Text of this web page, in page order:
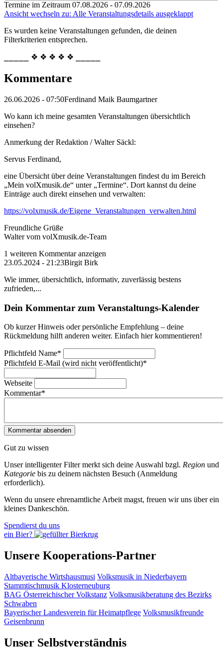
Termine im Zeitraum 07.08.2026 - 07.09.2026
Ansicht wechseln zu: Alle Veranstaltungsdetails ausgeklappt
Es wurden keine Veranstaltungen gefunden, die deinen
Filterkriterien entsprechen.
⎯⎯⎯⎯⎯ ❖ ❖ ❖ ❖ ❖ ⎯⎯⎯⎯⎯
Kommentare
26.06.2026 - 07:50Ferdinand Maik Baumgartner
Wo kann ich meine gesamten Veranstaltungen übersichtlich
einsehen?
Anmerkung der Redaktion /Walter Säckl:
Servus Ferdinand,
eine Übersicht über deine Veranstaltungen findest du im Bereich
„Mein volXmusik.de“ unter „Termine“. Dort kannst du deine
Einträge auch direkt einsehen und verwalten:
https://volxmusik.de/Eigene_Veranstaltungen_verwalten.html
Freundliche Grüße
Walter vom volXmusik.de-Team
1 weiteren Kommentar anzeigen
23.05.2024 - 21:23Birgit Birk
Wie immer, übersichtlich, informativ, zuverlässig bestens
zufrieden,...
Dein Kommentar zum Veranstaltungs-Kalender
Ob kurzer Hinweis oder persönliche Empfehlung – deine
Rückmeldung hilft anderen weiter. Einfach hier kommentieren!
Pflichtfeld Name*
Pflichtfeld E-Mail (wird nicht veröffentlicht)*
Webseite
Kommentar*
Gut zu wissen
Unser intelligenter Filter merkt sich deine Auswahl bzgl. Region und
Kategorie bis zu deinem nächsten Besuch (Anmeldung
erforderlich).
Wenn du unsere ehrenamtliche Arbeit magst, freuen wir uns über ein
kleines Dankeschön.
Spendierst du uns
ein Bier?
Unsere Kooperations-Partner
Altbayerische Wirtshausmusi Volksmusik in Niederbayern
Stammtischmusik Klosterneuburg
BAG Österreichischer Volkstanz Volksmusikberatung des Bezirks
Schwaben
Bayerischer Landesverein für Heimatpflege Volksmusikfreunde
Geisenbrunn
Unser Selbstverständnis